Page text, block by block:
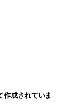
作成されていま